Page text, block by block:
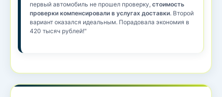
первый автомобиль не прошел проверку, стоимость
проверки компенсировали в услугах доставки. Второй
вариант оказался идеальным. Порадовала экономия в
420 тысяч рублей!"